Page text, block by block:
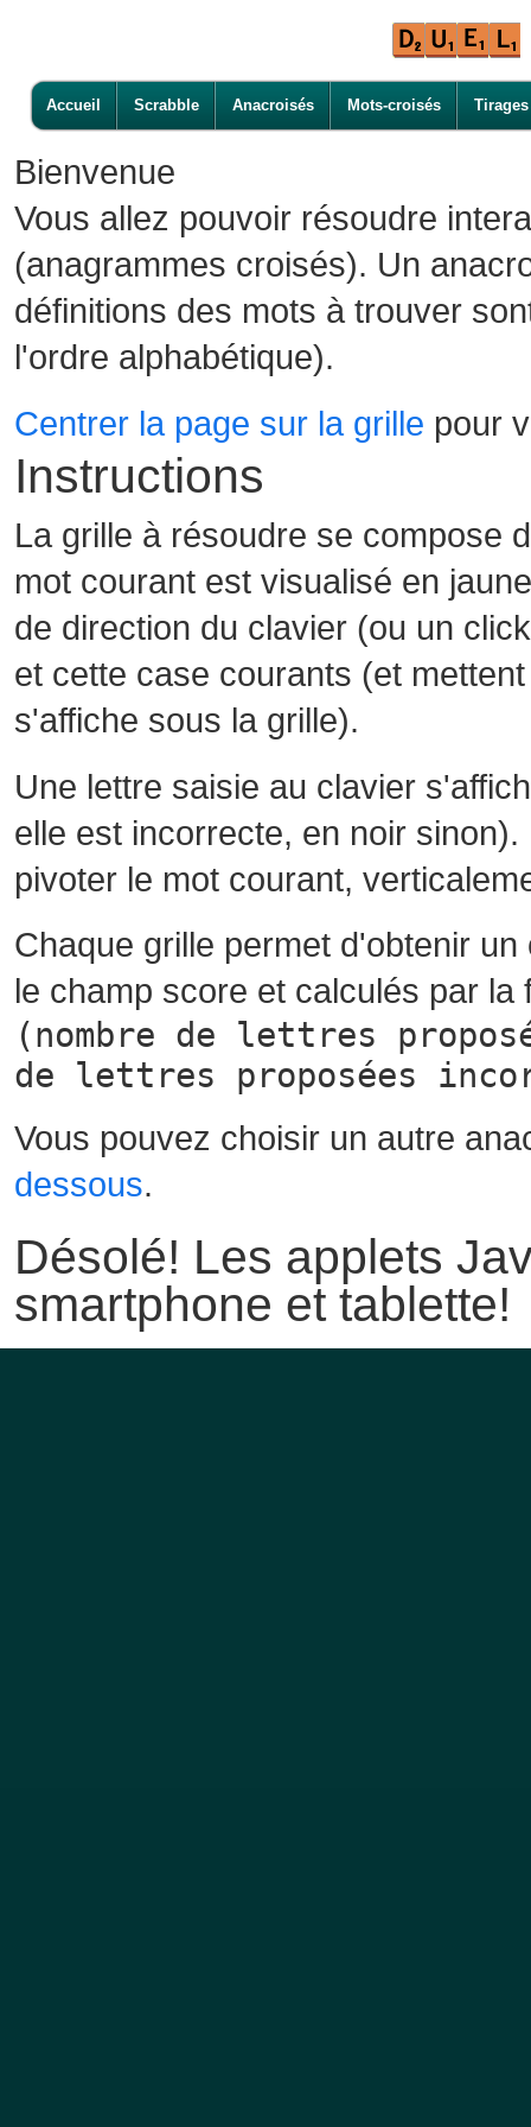
Accueil Scrabble Anacroisés Mots-croisés Tirages
Bienvenue
Vous allez pouvoir résoudre
(anagrammes croisés). Un
définitions des mots à trouver
l'ordre alphabétique).
Centrer la page sur la grille pour
Instructions
La grille à résoudre se compose
mot courant est visualisé en
de direction du clavier (ou un
et cette case courants (et
s'affiche sous la grille).
Une lettre saisie au clavier
elle est incorrecte, en noir
pivoter le mot courant,
Chaque grille permet d'obtenir
le champ score et calculés par la
(nombre de lettres
de lettres proposées
Vous pouvez choisir un autre
dessous.
Désolé! Les applets
smartphone et tablette!